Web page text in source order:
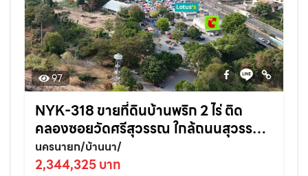
97
NYK-318 ขายที่ดินบ้านพริก 2 ไร่ ติด
คลองซอยวัดศรีสุวรรณ ใกล้ถนนสุวรรณ
ศร33-500เมตร อ.บ้านนา จ.นครนายก
นครนายก/บ้านนา/
2,344,325 บาท